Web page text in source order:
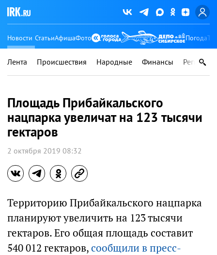
Новости СтатьиАфишаФото Погода
Лента Происшествия Народные Финансы Регионы
Площадь Прибайкальского
нацпарка увеличат на 123 тысячи
гектаров
2 октября 2019 08:32
Территорию Прибайкальского нацпарка
планируют увеличить на 123 тысячи
гектаров. Его общая площадь составит
540 012 гектаров,сообщили в пресс-